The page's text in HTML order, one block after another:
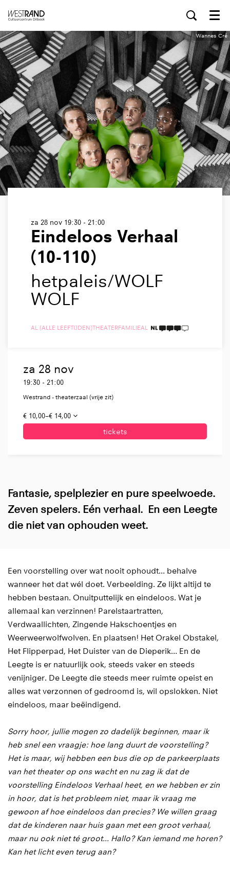
Menu
Wannes Cré
Eindeloos Verhaal
(10-110)
hetpaleis/WOLF
WOLF
za 28 nov 19:30 - 21:00
AL (ALLE LEEFTIJDEN)THEATERFAMILIEAL 3 TAALICONEN
za 28 nov
19:30 - 21:00
Westrand - theaterzaal (vrije zit)
€ 10,00–€ 14,00
tickets
Fantasie, spelplezier en pure speelwoede.
Zeven spelers. Eén verhaal. En een Leegte
die niet van ophouden weet.
Een voorstelling over wat nooit ophoudt… behalve
wanneer het dat wél doet. Verbeelding. Ze lijkt altijd te
hebben bestaan. Onuitputtelijk en eindeloos. Wat je
allemaal kan verzinnen! Parelstaartratten,
Verdwaallichten, Zingende Hakschoentjes en
Weerweerwolfwolven. En plaatsen! Het Orakel Obstakel,
Het Flipperpad, Het Duister van de Dieperik… En de
Leegte is er natuurlijk ook, steeds vaker en steeds
venijniger. De Leegte die steeds meer ruimte opeist en
alles wat verzonnen of gedroomd is, wil opslokken. Niet
eindeloos, maar beëindigend.
Sorry hoor, jullie mogen zo dadelijk beginnen, maar ik
heb snel een vraagje: hoe lang duurt de voorstelling?
Het is maar, wij hebben een bus die op de parkeerplaats
van het theater op ons wacht en nu zag ik dat de
voorstelling Eindeloos Verhaal heet, en we hebben er zin
in hoor, dat is het probleem niet, maar ik vraag me
gewoon af hoe eindeloos dan precies? We willen graag
dat de kinderen naar huis gaan met een groot verhaal,
maar nu ook niet té groot… Hallo? Kan iemand me horen?
Kan het licht even terug aan?